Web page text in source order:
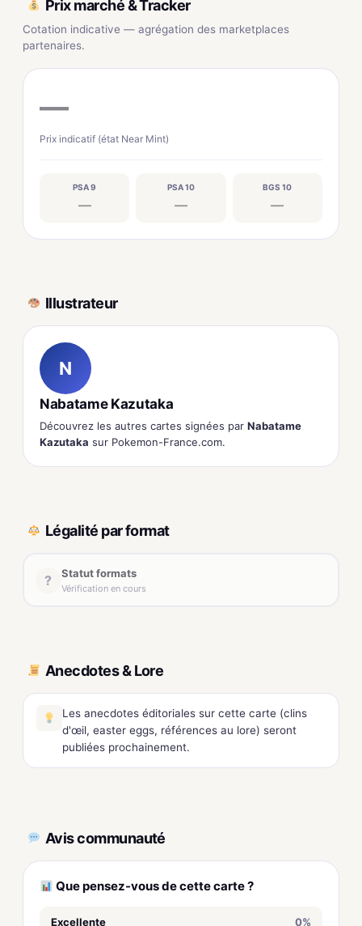
Prix marché & Tracker
Cotation indicative — agrégation des marketplaces
partenaires.
—
Prix indicatif (état Near Mint)
PSA 9
—
PSA 10
—
BGS 10
—
Illustrateur
N
Nabatame Kazutaka
Découvrez les autres cartes signées par Nabatame
Kazutaka sur Pokemon-France.com.
Légalité par format
? Statut formats
Vérification en cours
Anecdotes & Lore
Les anecdotes éditoriales sur cette carte (clins
d'œil, easter eggs, références au lore) seront
publiées prochainement.
Avis communauté
Que pensez-vous de cette carte ?
Excellente 0%